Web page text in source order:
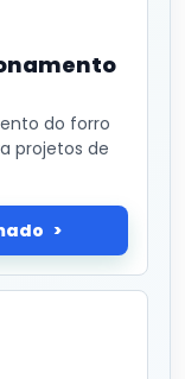
do forro
projetos de